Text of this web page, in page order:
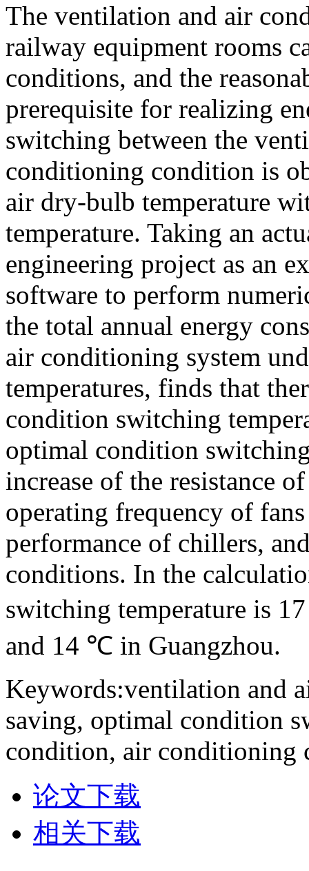
The ventilation and air
railway equipment rooms
conditions, and the
prerequisite for realizing
switching between the
conditioning condition is
air dry-bulb temperature
temperature. Taking an
engineering project as an
software to perform
the total annual energy
air conditioning system
temperatures, finds that
condition switching
optimal condition
increase of the resistance
operating frequency of
performance of chillers,
conditions. In the
switching temperature is
and 14 ℃ in Guangzhou.
Keywords:ventilation and
saving, optimal condition
condition, air conditioning
论文下载
相关下载